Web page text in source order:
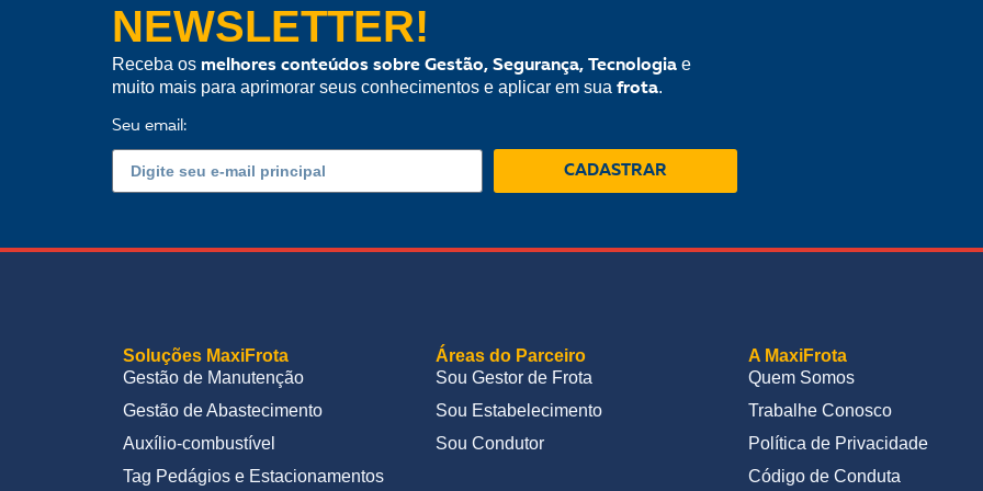
NEWSLETTER!
Receba os melhores conteúdos sobre Gestão, Segurança, Tecnologia e
muito mais para aprimorar seus conhecimentos e aplicar em sua frota.
Seu email:
CADASTRAR
Soluções MaxiFrota
Gestão de Manutenção
Gestão de Abastecimento
Auxílio-combustível
Tag Pedágios e Estacionamentos
Áreas do Parceiro
Sou Gestor de Frota
Sou Estabelecimento
Sou Condutor
A MaxiFrota
Quem Somos
Trabalhe Conosco
Política de Privacidade
Código de Conduta